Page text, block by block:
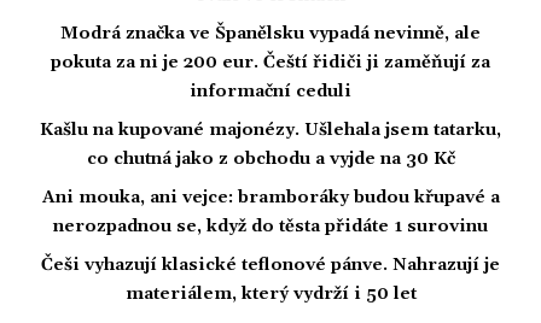
Modrá značka ve Španělsku vypadá nevinně, ale
pokuta za ni je 200 eur. Čeští řidiči ji zaměňují za
informační ceduli
Kašlu na kupované majonézy. Ušlehala jsem tatarku,
co chutná jako z obchodu a vyjde na 30 Kč
Ani mouka, ani vejce: bramboráky budou křupavé a
nerozpadnou se, když do těsta přidáte 1 surovinu
Češi vyhazují klasické teflonové pánve. Nahrazují je
materiálem, který vydrží i 50 let